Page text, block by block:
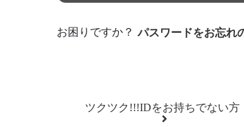
お困りですか？ パスワードをお忘れ
ツクツク!!!IDをお持ちでない方